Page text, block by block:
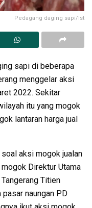
Pedagang daging sapi/Ist
sapi di beberapa
menggelar aksi
2022. Sekitar
itu yang mogok
lantaran harga jual
aksi mogok jualan
Direktur Utama
Titien
naungan PD